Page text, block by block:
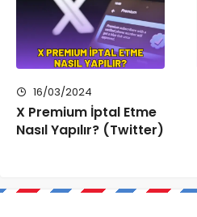
16/03/2024
X Premium İptal Etme
Nasıl Yapılır? (Twitter)